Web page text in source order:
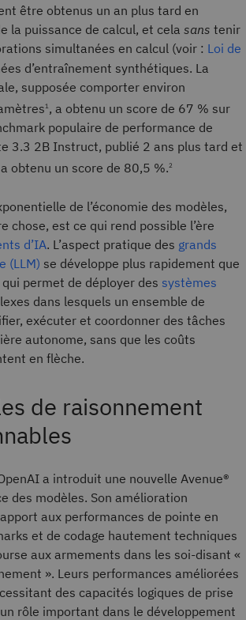
être obtenus un an plus tard en
la puissance de calcul, et cela sans tenir
simultanées en calcul (voir : Loi de
d’entraînement synthétiques. La
supposée comporter environ
1, a obtenu un score de 67 % sur
populaire de performance de
3.3 2B Instruct, publié 2 ans plus tard et
a obtenu un score de 80,5 %.2
de l’économie des modèles,
chose, est ce qui rend possible l’ère
d’IA. L’aspect pratique des grands
(LLM) se développe plus rapidement que
permet de déployer des systèmes
dans lesquels un ensemble de
exécuter et coordonner des tâches
autonome, sans que les coûts
en flèche.
de raisonnement
a introduit une nouvelle Avenue®
des modèles. Son amélioration
aux performances de pointe en
et de codage hautement techniques
aux armements dans les soi-disant «
». Leurs performances améliorées
des capacités logiques de prise
rôle important dans le développement